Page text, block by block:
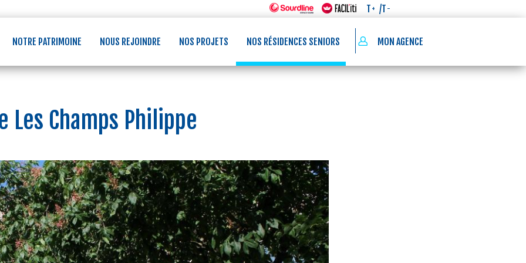
T + /T -
NOTRE PATRIMOINE NOUS REJOINDRE NOS PROJETS NOS RÉSIDENCES SENIORS MON AGENCE
Les Champs Philippe